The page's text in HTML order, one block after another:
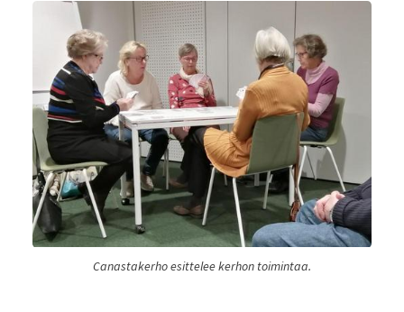
Canastakerho esittelee kerhon toimintaa.